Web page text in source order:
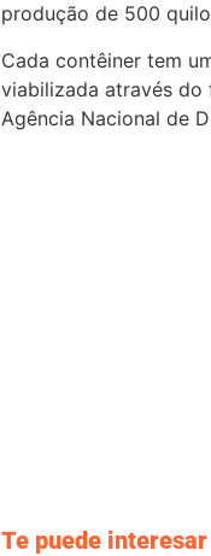
produção de 500
Cada contêiner tem
viabilizada através do
Agência Nacional de
Te puede interesar